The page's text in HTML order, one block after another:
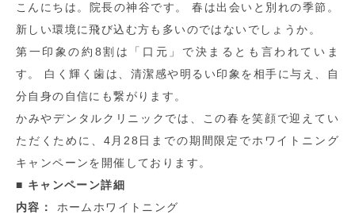
こんにちは。院長の神谷です。 春は出会いと別れの季節。
新しい環境に飛び込む方も多いのではないでしょうか。
第一印象の約8割は「口元」で決まるとも言われていま
す。 白く輝く歯は、清潔感や明るい印象を相手に与え、自
分自身の自信にも繋がります。
かみやデンタルクリニックでは、この春を笑顔で迎えてい
ただくために、4月28日までの期間限定でホワイトニング
キャンペーンを開催しております。
■ キャンペーン詳細
内容：
ホームホワイトニング